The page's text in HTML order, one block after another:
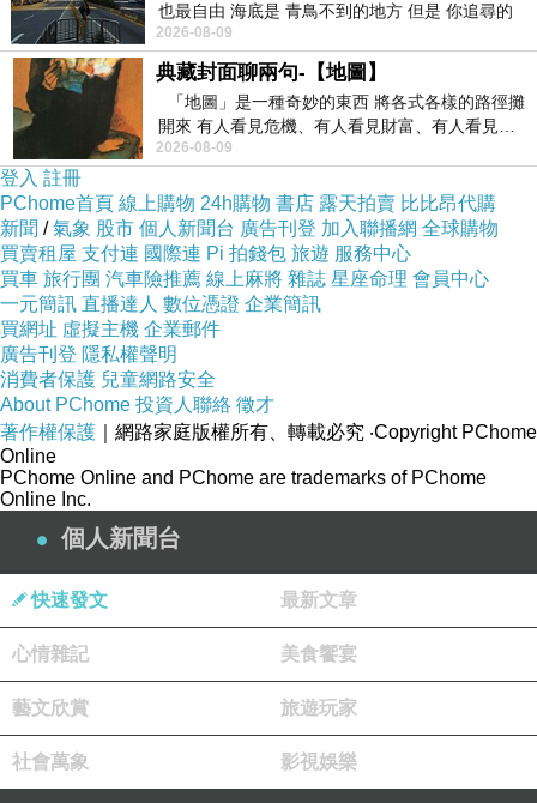
萬 普發1萬
普發一萬 普發1萬普發一萬 普發1萬普發一萬 普
發1萬普發一萬 普發1萬普發一萬 普發1萬普發一
萬 普發1萬
普發一萬 普發1萬普發一萬 普發1萬普發一萬 普
發1萬普發一萬 普發1萬普發一萬 普發1萬普發一
萬 普發1萬
普發一萬 普發1萬普發一萬 普發1萬普發一萬 普
發1萬普發一萬 普發1萬普發一萬 普發1萬普發一
萬 普發1萬
普發一萬 普發1萬普發一萬 普發1萬普發一萬 普
發1萬普發一萬 普發1萬普發一萬 普發1萬普發一
萬 普發1萬
普發一萬 普發1萬普發一萬 普發1萬普發一萬 普
發1萬普發一萬 普發1萬普發一萬 普發1萬普發一
萬 普發1萬
普發一萬 普發1萬普發一萬 普發1萬普發一萬 普
發1萬普發一萬 普發1萬普發一萬 普發1萬普發一
萬 普發1萬
普發一萬 普發1萬普發一萬 普發1萬普發一萬 普
發1萬普發一萬 普發1萬普發一萬 普發1萬普發一
萬 普發1萬
也最自由 海底是 青鳥不到的地方 但是 你追尋的
幸福 可以比珍珠更
2026-08-09
典藏封面聊兩句-【地圖】
「地圖」是一種奇妙的東西 將各式各樣的路徑攤
開來 有人看見危機、有人看見財富、有人看見…
從中可以發掘出不同的
2026-08-09
登入 註冊
PChome首頁 線上購物 24h購物 書店 露天拍賣 比比昂代購
新聞 /氣象 股市 個人新聞台 廣告刊登 加入聯播網 全球購物
買賣租屋 支付連 國際連 Pi 拍錢包 旅遊 服務中心
買車 旅行團 汽車險推薦 線上麻將 雜誌 星座命理 會員中心
一元簡訊 直播達人 數位憑證 企業簡訊
買網址 虛擬主機 企業郵件
廣告刊登 隱私權聲明
消費者保護 兒童網路安全
About PChome 投資人聯絡 徵才
著作權保護 ｜網路家庭版權所有、轉載必究 ‧Copyright PChome
Online
PChome Online and PChome are trademarks of PChome
Online Inc.
個人新聞台
快速發文 最新文章
心情雜記 美食饗宴
藝文欣賞 旅遊玩家
社會萬象 影視娛樂